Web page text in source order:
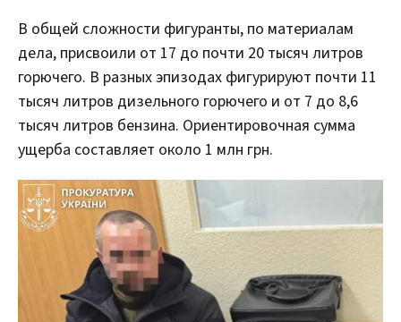
В общей сложности фигуранты, по материалам
дела, присвоили от 17 до почти 20 тысяч литров
горючего. В разных эпизодах фигурируют почти 11
тысяч литров дизельного горючего и от 7 до 8,6
тысяч литров бензина. Ориентировочная сумма
ущерба составляет около 1 млн грн.